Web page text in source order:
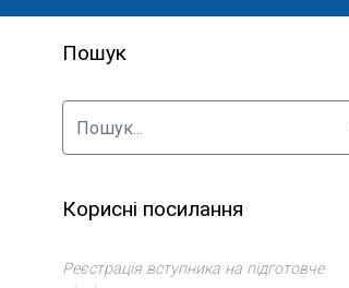
Пошук
Корисні посилання
Реєстрація вступника на підготовче